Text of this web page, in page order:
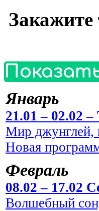
Закажите
Январь
21.01 – 02.02
Мир джунглей,
Новая
Февраль
08.02 – 17.02
Волшебный